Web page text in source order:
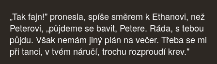
„Tak fajn!" pronesla, spíše směrem k Ethanovi, než
Peterovi, „půjdeme se bavit, Petere. Ráda, s tebou
půjdu. Však nemám jiný plán na večer. Třeba se mi
při tanci, v tvém náručí, trochu rozproudí krev."